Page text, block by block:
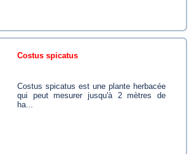
costus spicatus
Costus spicatus est une plante herbacée
qui peut mesurer jusqu'à 2 mètres de
ha...